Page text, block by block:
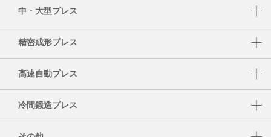
DSF-N2
NS1
NS2
DSF-T
DSF-P
中・大型プレス
S1-E
PMX
TMX
精密成形プレス
DSF-U
高速自動プレス
HMX-M
冷間鍛造プレス